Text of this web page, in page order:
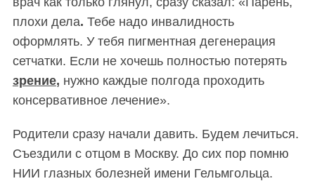
плохи дела. Тебе надо инвалидность
оформлять. У тебя пигментная дегенерация
сетчатки. Если не хочешь полностью потерять
зрение, нужно каждые полгода проходить
консервативное лечение».
Родители сразу начали давить. Будем лечиться.
Съездили с отцом в Москву. До сих пор помню
НИИ глазных болезней имени Гельмгольца.